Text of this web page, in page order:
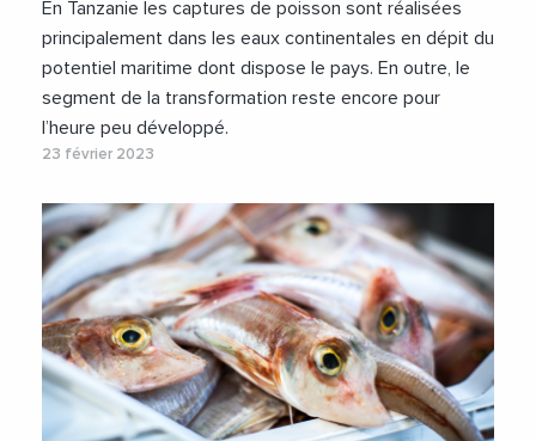
En Tanzanie les captures de poisson sont réalisées
principalement dans les eaux continentales en dépit du
potentiel maritime dont dispose le pays. En outre, le
segment de la transformation reste encore pour
l’heure peu développé.
23 février 2023